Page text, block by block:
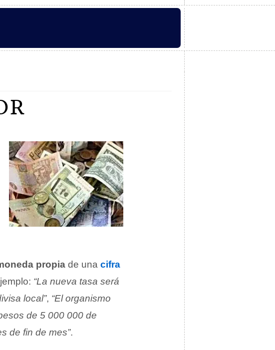
propia de una cifra
“La nueva tasa será
local”, “El organismo
de 5 000 000 de
de fin de mes”.